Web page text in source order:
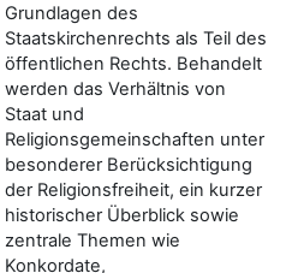
Grundlagen des
Staatskirchenrechts als Teil des
öffentlichen Rechts. Behandelt
werden das Verhältnis von
Staat und
Religionsgemeinschaften unter
besonderer Berücksichtigung
der Religionsfreiheit, ein kurzer
historischer Überblick sowie
zentrale Themen wie
Konkordate,